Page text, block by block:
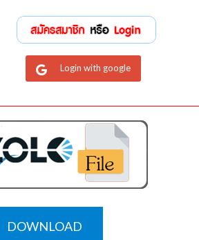
Login with google
DOWNLOAD